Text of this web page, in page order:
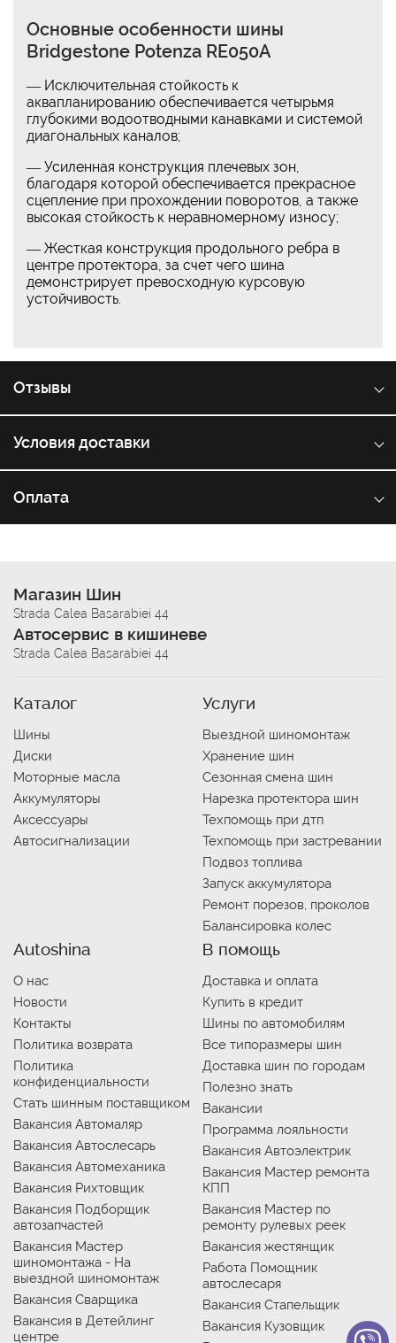
Основные особенности шины
Bridgestone Potenza RE050A
— Исключительная стойкость к
аквапланированию обеспечивается четырьмя
глубокими водоотводными канавками и системой
диагональных каналов;
— Усиленная конструкция плечевых зон,
благодаря которой обеспечивается прекрасное
сцепление при прохождении поворотов, а также
высокая стойкость к неравномерному износу;
— Жесткая конструкция продольного ребра в
центре протектора, за счет чего шина
демонстрирует превосходную курсовую
устойчивость.
Отзывы
Условия доставки
Оплата
Магазин Шин
Strada Calea Basarabiei 44
Автосервис в кишиневе
Strada Calea Basarabiei 44
Каталог
Шины
Диски
Моторные масла
Аккумуляторы
Аксессуары
Автосигнализации
Услуги
Выездной шиномонтаж
Хранение шин
Сезонная смена шин
Нарезка протектора шин
Техпомощь при дтп
Техпомощь при застревании
Подвоз топлива
Запуск аккумулятора
Ремонт порезов, проколов
Балансировка колес
Autoshina
О нас
Новости
Контакты
Политика возврата
Политика
конфиденциальности
Стать шинным поставщиком
Вакансия Автомаляр
Вакансия Автослесарь
Вакансия Автомеханика
Вакансия Рихтовщик
Вакансия Подборщик
автозапчастей
Вакансия Мастер
шиномонтажа - На
выездной шиномонтаж
Вакансия Сварщика
Вакансия в Детейлинг
центре
В помощь
Доставка и оплата
Купить в кредит
Шины по автомобилям
Все типоразмеры шин
Доставка шин по городам
Полезно знать
Вакансии
Программа лояльности
Вакансия Автоэлектрик
Вакансия Мастер ремонта
КПП
Вакансия Мастер по
ремонту рулевых реек
Вакансия жестянщик
Работа Помощник
автослесаря
Вакансия Стапельщик
Вакансия Кузовщик